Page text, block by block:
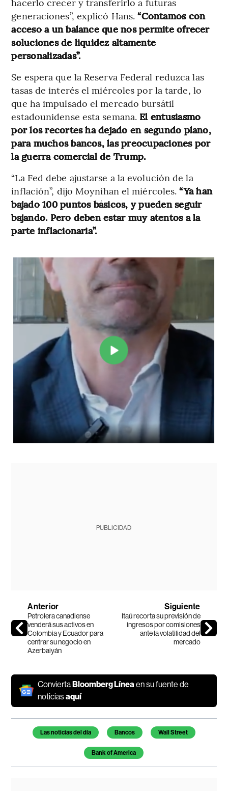
generaciones”, explicó Hans.“Contamos con
acceso a un balance que nos permite ofrecer
soluciones de liquidez altamente
personalizadas”.
Se espera que la Reserva Federal reduzca las
tasas de interés el miércoles por la tarde, lo
que ha impulsado el mercado bursátil
estadounidense esta semana. El entusiasmo
por los recortes ha dejado en segundo plano,
para muchos bancos, las preocupaciones por
la guerra comercial de Trump.
“La Fed debe ajustarse a la evolución de la
inflación”, dijo Moynihan el miércoles.“Ya han
bajado 100 puntos básicos, y pueden seguir
bajando. Pero deben estar muy atentos a la
parte inflacionaria”.
PUBLICIDAD
Anterior
Petrolera canadiense
venderá sus activos en
Colombia y Ecuador para
centrar su negocio en
Azerbaiyán
Siguiente
Itaú recorta su previsión de
ingresos por comisiones
ante la volatilidad del
mercado
ConviertaBloomberg Líneaen su fuente de
noticiasaquí
Temas de este artículo
Las noticias del día Bancos Wall Street
Bank of America